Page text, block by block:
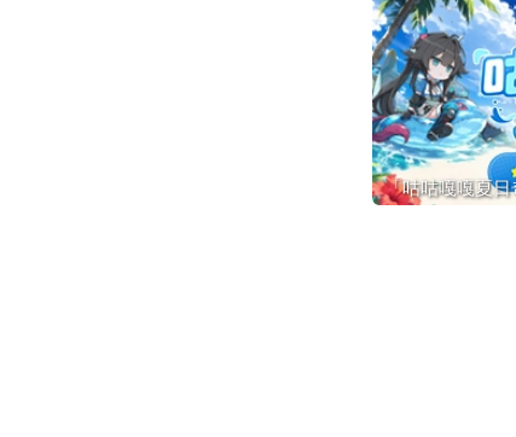
「咕咕嘎嘎夏